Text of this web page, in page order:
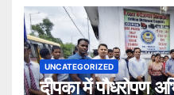
UNCATEGORIZED
दीपका में पौधरोपण